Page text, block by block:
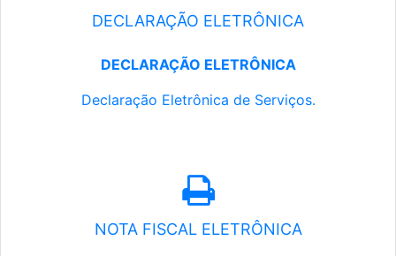
DECLARAÇÃO ELETRÔNICA
DECLARAÇÃO ELETRÔNICA
Declaração Eletrônica de Serviços.
NOTA FISCAL ELETRÔNICA